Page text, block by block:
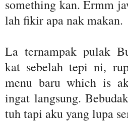
something kan. Ermm
lah fikir apa nak makan.
La ternampak pulak
kat sebelah tepi ni,
menu baru which is
ingat langsung.
tuh tapi aku yang lupa